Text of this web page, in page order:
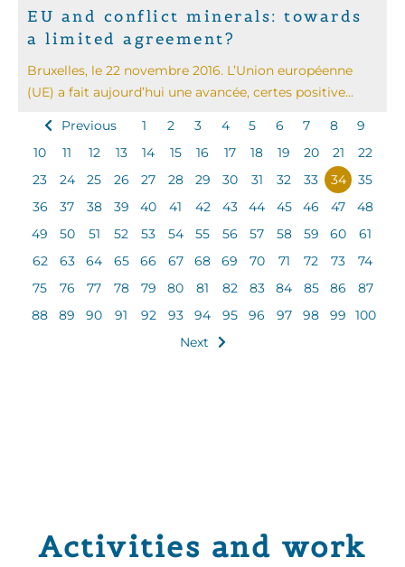
EU and conflict minerals: towards
a limited agreement?
Bruxelles, le 22 novembre 2016. L’Union européenne
(UE) a fait aujourd’hui une avancée, certes positive...
Previous 1 2 3 4 5 6 7 8
9
10
11 12 13 14 15 16 17 18 19 20 21
22
23
24 25 26 27 28 29 30 31 32 33 34
35
36
37 38 39 40 41 42 43 44 45 46 47
48
49
50 51 52 53 54 55 56 57 58 59 60
61
62
63 64 65 66 67 68 69 70 71 72 73
74
75
76 77 78 79 80 81 82 83 84 85 86
87
88
89 90 91 92 93 94 95 96 97 98 99
100
Next
Activities and work